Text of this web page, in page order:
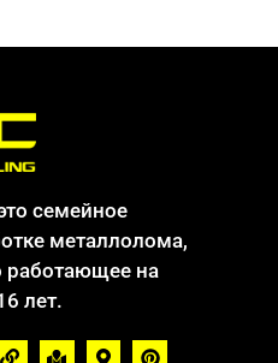
семейное
металлолома,
работающее на
лет.